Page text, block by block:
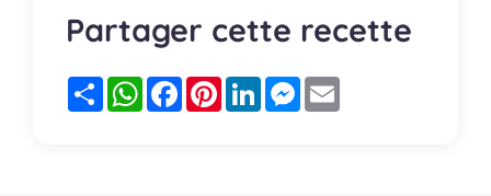
Partager cette recette
PartagerWhatsApp
FacebookPinterestLinkedInMessenger